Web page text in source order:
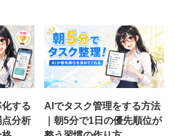
する
分析
AIでタスク管理をする方法
｜朝5分で1日の優先順位が